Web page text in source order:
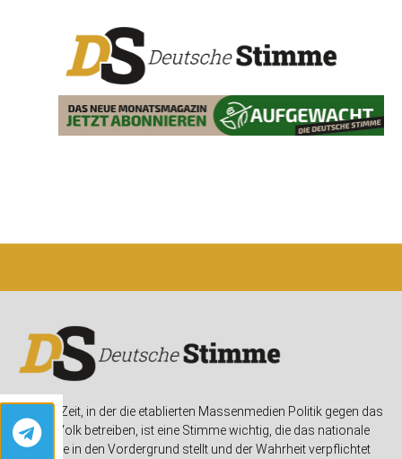
In einer Zeit, in der die etablierten Massenmedien Politik gegen das
eigene Volk betreiben, ist eine Stimme wichtig, die das nationale
Interesse in den Vordergrund stellt und der Wahrheit verpflichtet